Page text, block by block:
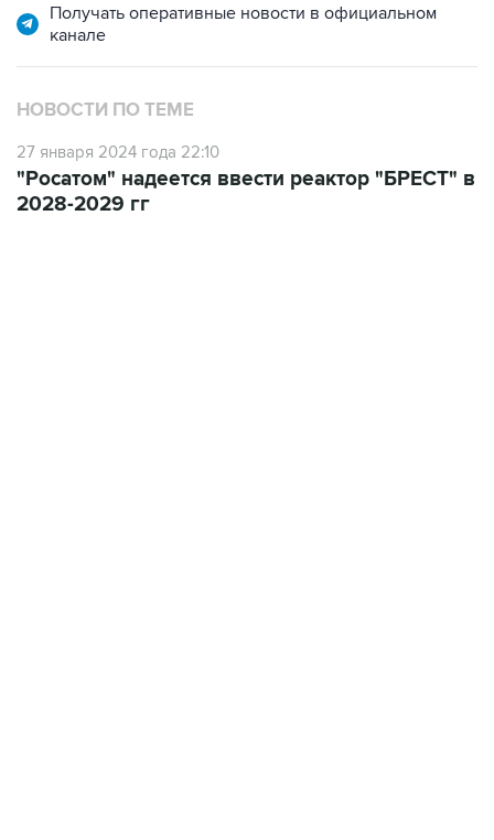
Получать оперативные новости в официальном
канале
НОВОСТИ ПО ТЕМЕ
27 января 2024 года 22:10
"Росатом" надеется ввести реактор "БРЕСТ" в
2028-2029 гг